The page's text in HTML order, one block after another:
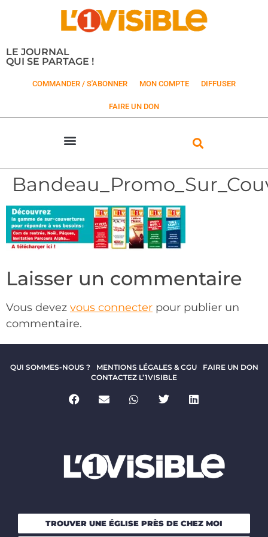
LE JOURNAL
QUI SE PARTAGE !
COMMANDER / S'ABONNER MON COMPTE DIFFUSER
FAIRE UN DON
Laisser un commentaire
Vous devez vous connecter pour publier un
commentaire.
QUI SOMMES-NOUS ? MENTIONS LÉGALES & CGU
FAIRE UN DON
CONTACTEZ L’1VISIBLE
TROUVER UNE ÉGLISE PRÈS DE CHEZ MOI